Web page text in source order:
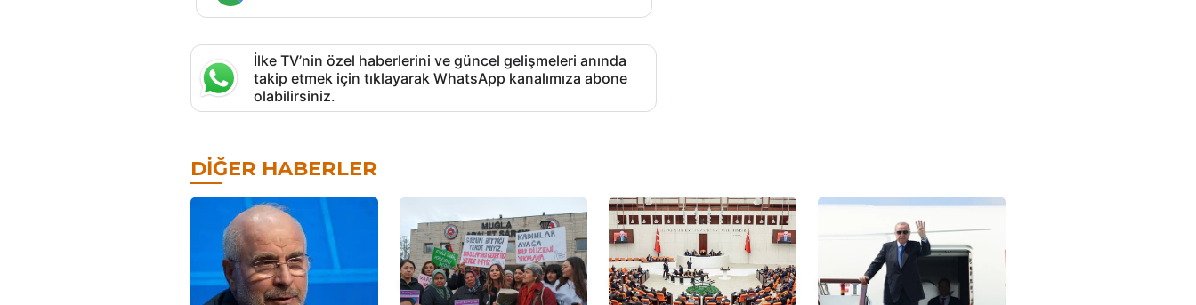
İlke TV’nin özel haberlerini ve güncel gelişmeleri anında
takip etmek için tıklayarak WhatsApp kanalımıza abone
olabilirsiniz.
DIĞER HABERLER